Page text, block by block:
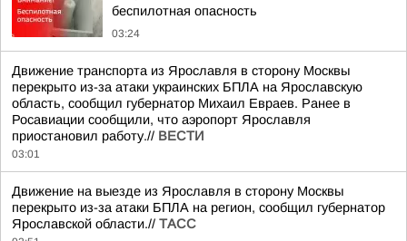
беспилотная опасность
03:24
Движение транспорта из Ярославля в сторону Москвы
перекрыто из-за атаки украинских БПЛА на Ярославскую
область, сообщил губернатор Михаил Евраев. Ранее в
Росавиации сообщили, что аэропорт Ярославля
приостановил работу.// ВЕСТИ
03:01
Движение на выезде из Ярославля в сторону Москвы
перекрыто из-за атаки БПЛА на регион, сообщил губернатор
Ярославской области.// ТАСС